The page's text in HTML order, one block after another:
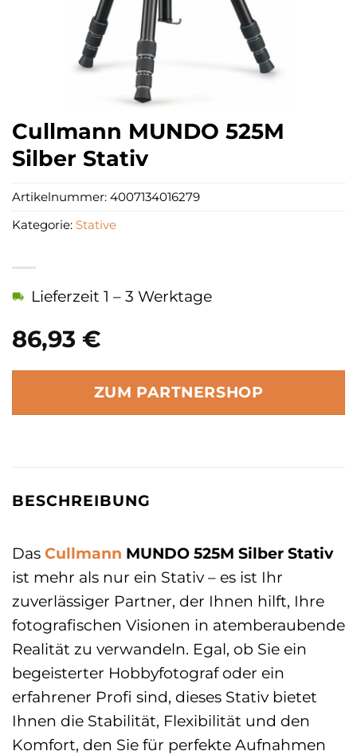
Cullmann MUNDO 525M
Silber Stativ
86,93 €
Lieferzeit 1 – 3 Werktage
ZUM PARTNERSHOP
Artikelnummer: 4007134016279
Kategorie: Stative
BESCHREIBUNG
Das Cullmann MUNDO 525M Silber Stativ
ist mehr als nur ein Stativ – es ist Ihr
zuverlässiger Partner, der Ihnen hilft, Ihre
fotografischen Visionen in atemberaubende
Realität zu verwandeln. Egal, ob Sie ein
begeisterter Hobbyfotograf oder ein
erfahrener Profi sind, dieses Stativ bietet
Ihnen die Stabilität, Flexibilität und den
Komfort, den Sie für perfekte Aufnahmen